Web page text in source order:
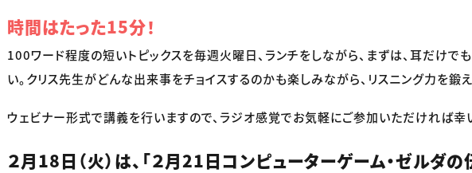
時間はたった15分！
100ワード程度の短いトピックスを毎週火曜日、ランチをしながら、まずは、耳だけで
い。クリス先生がどんな出来事をチョイスするのかも楽しみながら、リスニング力を鍛え
ウェビナー形式で講義を行いますので、ラジオ感覚でお気軽にご参加いただければ幸
２月18日（火）は、「２月21日コンピューターゲーム・ゼルダ